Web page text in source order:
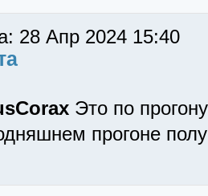
28 Апр 2024 15:40
Это по
прогоне